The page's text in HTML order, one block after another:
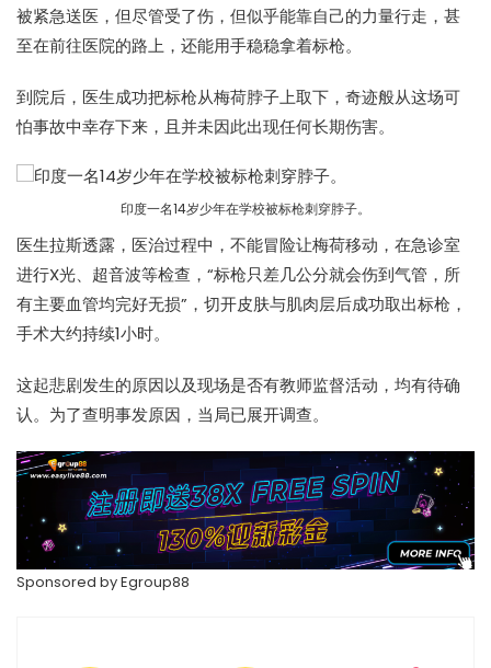
被紧急送医，但尽管受了伤，但似乎能靠自己的力量行走，甚
至在前往医院的路上，还能用手稳稳拿着标枪。
到院后，医生成功把标枪从梅荷脖子上取下，奇迹般从这场可
怕事故中幸存下来，且并未因此出现任何长期伤害。
印度一名14岁少年在学校被标枪刺穿脖子。
医生拉斯透露，医治过程中，不能冒险让梅荷移动，在急诊室
进行X光、超音波等检查，“标枪只差几公分就会伤到气管，所
有主要血管均完好无损”，切开皮肤与肌肉层后成功取出标枪，
手术大约持续1小时。
这起悲剧发生的原因以及现场是否有教师监督活动，均有待确
认。为了查明事发原因，当局已展开调查。
Sponsored byEgroup88